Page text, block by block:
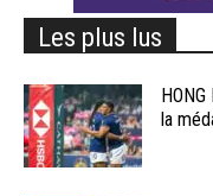
Les plus lus
la